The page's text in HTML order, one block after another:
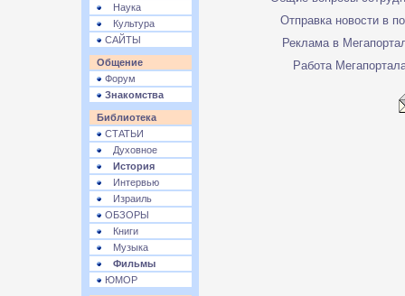
Наука
Культура
САЙТЫ
Общение
Форум
Знакомства
Библиотека
СТАТЬИ
Духовное
История
Интервью
Израиль
ОБЗОРЫ
Книги
Музыка
Фильмы
ЮМОР
Отправка новости в
Реклама в
Работа